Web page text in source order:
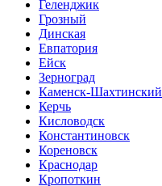
Геленджик
Грозный
Динская
Евпатория
Ейск
Зерноград
Каменск-Шахтинский
Керчь
Кисловодск
Константиновск
Кореновск
Краснодар
Кропоткин